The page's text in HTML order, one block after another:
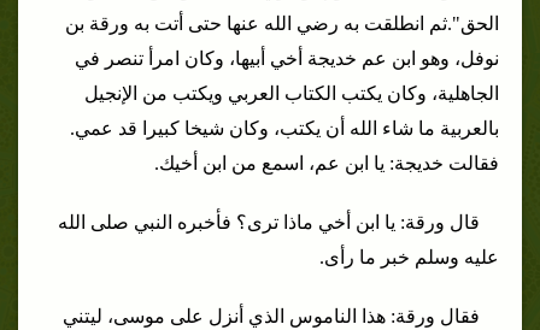
الحق".ثم انطلقت به رضي الله عنها حتى أتت به ورقة بن
نوفل، وهو ابن عم خديجة أخي أبيها، وكان امرأ تنصر في
الجاهلية، وكان يكتب الكتاب العربي ويكتب من الإنجيل
بالعربية ما شاء الله أن يكتب، وكان شيخا كبيرا قد عمي.
فقالت خديجة: يا ابن عم، اسمع من ابن أخيك.
قال ورقة: يا ابن أخي ماذا ترى؟ فأخبره النبي صلى الله
عليه وسلم خبر ما رأى.
فقال ورقة: هذا الناموس الذي أنزل على موسى، ليتني